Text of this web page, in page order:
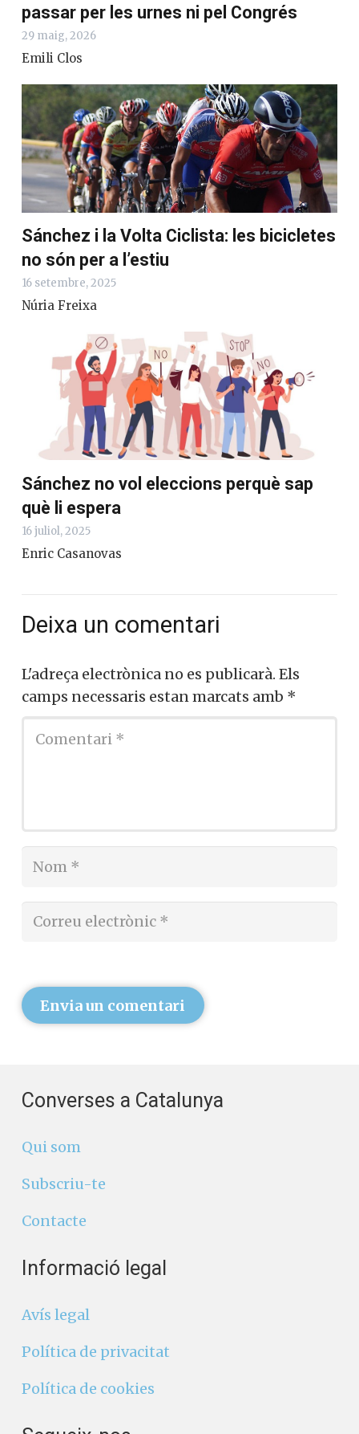
passar per les urnes ni pel Congrés
29 maig, 2026
Emili Clos
Sánchez i la Volta Ciclista: les bicicletes
no són per a l’estiu
16 setembre, 2025
Núria Freixa
Sánchez no vol eleccions perquè sap
què li espera
16 juliol, 2025
Enric Casanovas
Deixa un comentari
L'adreça electrònica no es publicarà. Els
camps necessaris estan marcats amb *
Envia un comentari
Converses a Catalunya
Qui som
Subscriu-te
Contacte
Informació legal
Avís legal
Política de privacitat
Política de cookies